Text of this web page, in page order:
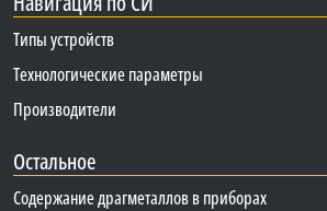
Типы устройств
Технологические параметры
Производители
Остальное
Содержание драгметаллов в приборах